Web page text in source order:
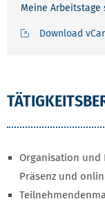
Meine Arbeitstage
Download
Organisation und
Präsenz und